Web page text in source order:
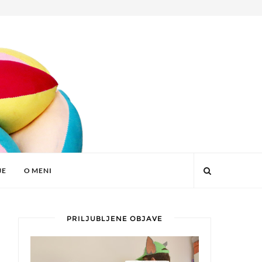
O MENI
PRILJUBLJENE OBJAVE